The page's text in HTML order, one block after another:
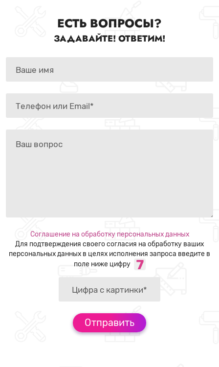
ЕСТЬ ВОПРОСЫ?
ЗАДАВАЙТЕ! ОТВЕТИМ!
Соглашение на обработку персональных данных
Для подтверждения своего согласия на обработку ваших
персональных данных в целях исполнения запроса введите в
поле ниже цифру